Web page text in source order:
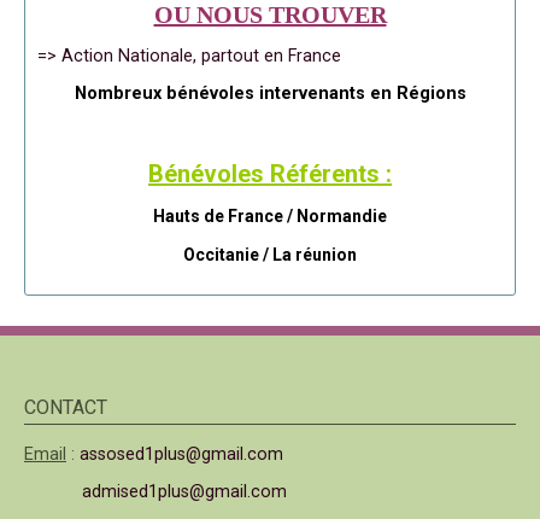
OU NOUS TROUVER
=> Action Nationale, partout en France
Nombreux bénévoles intervenants en Régions
Bénévoles Référents :
Hauts de France / Normandie
Occitanie / La réunion
CONTACT
Email : assosed1plus@gmail.com
admised1plus@gmail.com